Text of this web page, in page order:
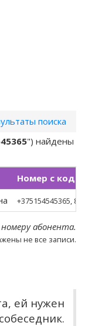
поиска
") найдены
Номер с
+375154545365 ,
абонента.
не все записи.
ей нужен